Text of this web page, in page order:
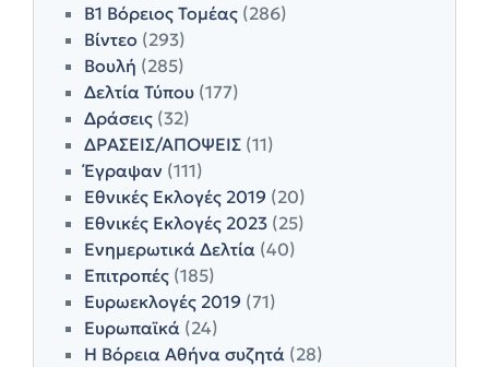
Β1 Βόρειος Τομέας (286)
Βίντεο (293)
Βουλή (285)
Δελτία Τύπου (177)
Δράσεις (32)
ΔΡΑΣΕΙΣ/ΑΠΟΨΕΙΣ (11)
Έγραψαν (111)
Εθνικές Εκλογές 2019 (20)
Εθνικές Εκλογές 2023 (25)
Ενημερωτικά Δελτία (40)
Επιτροπές (185)
Ευρωεκλογές 2019 (71)
Ευρωπαϊκά (24)
Η Βόρεια Αθήνα συζητά (28)